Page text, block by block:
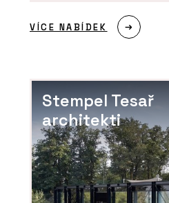
VÍCE NABÍDEK
Stempel Tesař
architekti